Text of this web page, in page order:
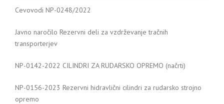
Cevovodi NP-0248/2022
Javno naročilo Rezervni deli za vzdrževanje tračnih
transporterjev
NP-0142-2022 CILINDRI ZA RUDARSKO OPREMO (načrti)
NP-0156-2023 Rezervni hidravlični cilindri za rudarsko strojno
opremo